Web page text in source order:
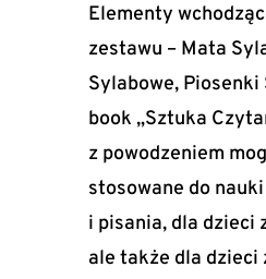
Elementy
zestawu – Mata
Sylabowe, Piosenki
book „Sztuka
z powodzeniem
stosowane do
i pisania, dla dzieci
ale także dla dzieci